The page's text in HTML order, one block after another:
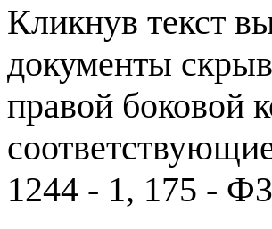
Кликнув текст
документы
правой боковой
1244 - 1, 175 -